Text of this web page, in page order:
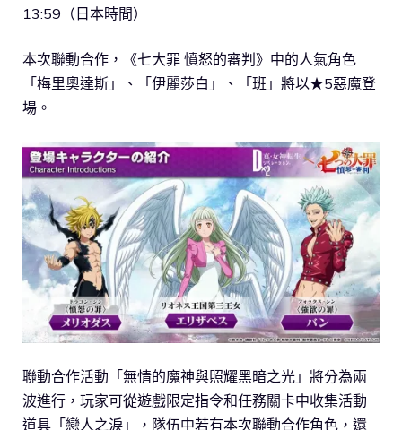
13:59（日本時間）
本次聯動合作，《七大罪 憤怒的審判》中的人氣角色
「梅里奧達斯」、「伊麗莎白」、「班」將以★5惡魔登
場。
聯動合作活動「無情的魔神與照耀黑暗之光」將分為兩
波進行，玩家可從遊戲限定指令和任務關卡中收集活動
道具「戀人之淚」，隊伍中若有本次聯動合作角色，還